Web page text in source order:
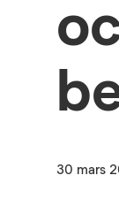
30 mars